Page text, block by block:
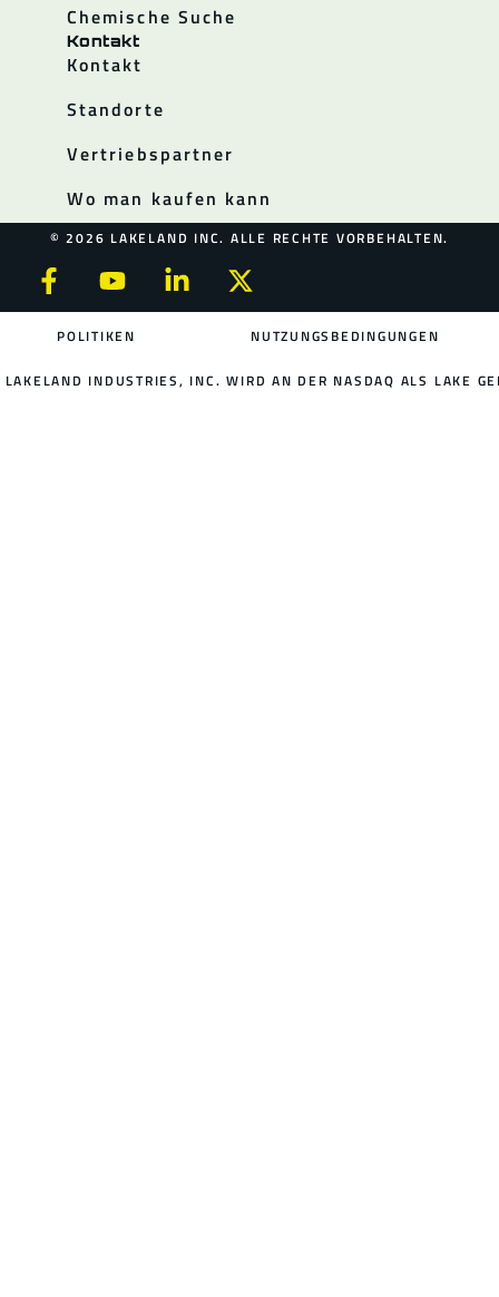
Chemische Suche
Kontakt
Kontakt
Standorte
Vertriebspartner
Wo man kaufen kann
© 2026 LAKELAND INC. ALLE RECHTE VORBEHALTEN.
POLITIKEN NUTZUNGSBEDINGUNGEN
LAKELAND INDUSTRIES, INC. WIRD AN DER NASDAQ ALS LAKE